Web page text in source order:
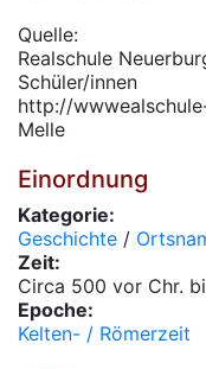
Quelle:
Realschule
Schüler/innen
http://
Melle
Einordnung
Kategorie:
Geschichte /
Zeit:
Circa 500 vor Chr.
Epoche:
Kelten- / Römerzeit